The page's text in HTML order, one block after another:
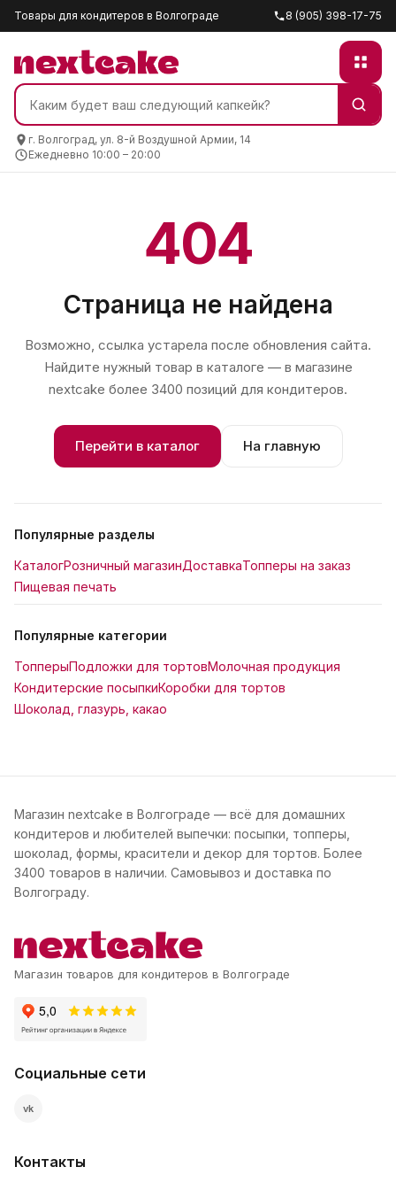
Товары для кондитеров в Волгограде 8 (905) 398-17-75
г. Волгоград, ул. 8-й Воздушной Армии, 14
Ежедневно 10:00 – 20:00
404
Страница не найдена
Возможно, ссылка устарела после обновления сайта.
Найдите нужный товар в каталоге — в магазине
nextcake более 3400 позиций для кондитеров.
Перейти в каталог На главную
Популярные разделы
КаталогРозничный магазинДоставкаТопперы на заказ
Пищевая печать
Популярные категории
ТопперыПодложки для тортовМолочная продукция
Кондитерские посыпкиКоробки для тортов
Шоколад, глазурь, какао
Магазин nextcake в Волгограде — всё для домашних
кондитеров и любителей выпечки: посыпки, топперы,
шоколад, формы, красители и декор для тортов. Более
3400 товаров в наличии. Самовывоз и доставка по
Волгограду.
Магазин товаров для кондитеров в Волгограде
Социальные сети
vk
Контакты